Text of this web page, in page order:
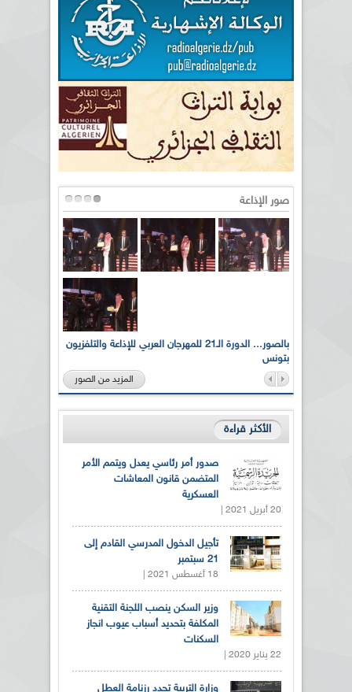
صور الإذاعة
بالصور... الدورة الـ21 للمهرجان العربي للإذاعة والتلفزيون
بتونس
المزيد من الصور
الأكثر قراءة
صدور أمر رئاسي يعدل ويتمم الأمر
المتضمن قانون المعاشات
العسكرية
20 أبريل 2021 |
تأجيل الدخول المدرسي القادم إلى
21 سبتمبر
18 أغسطس 2021 |
وزير السكن ينصب اللجنة التقنية
المكلفة بتحديد أسباب عيوب انجاز
السكنات
22 يناير 2020 |
وزارة التربية تحدد رزنامة العطل